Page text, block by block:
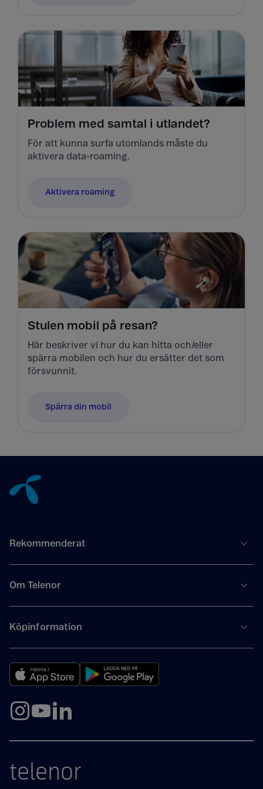
Problem med samtal i utlandet?
För att kunna surfa utomlands måste du
aktivera data-roaming.
Aktivera roaming
Stulen mobil på resan?
Här beskriver vi hur du kan hitta och/eller
spärra mobilen och hur du ersätter det som
försvunnit.
Spärra din mobil
Rekommenderat
Om Telenor
Köpinformation
telenor